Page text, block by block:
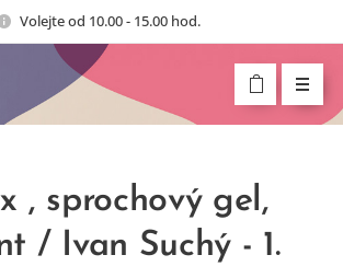
Volejte od 10.00 - 15.00 hod.
, sprochový gel,
/ Ivan Suchý - 1.